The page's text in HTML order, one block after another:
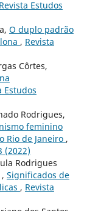
Revista Estudos
O duplo padrão
, Revista
Côrtes,
Estudos
Rodrigues,
feminino
Rio de Janeiro ,
(2022)
Rodrigues
Significados de
, Revista